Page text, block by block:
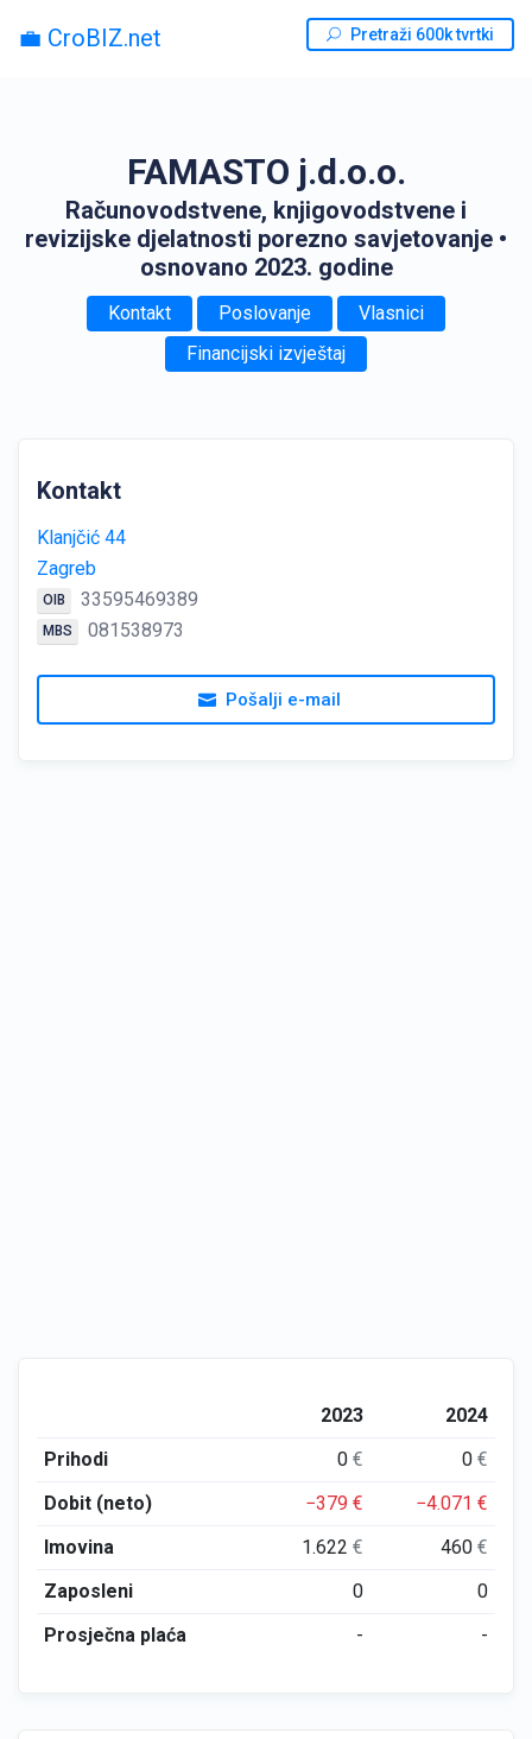
💼 CroBIZ.net Pretraži 600k tvrtki
FAMASTO j.d.o.o.
Računovodstvene, knjigovodstvene i
revizijske djelatnosti porezno savjetovanje •
osnovano 2023. godine
Kontakt Poslovanje
Vlasnici
Financijski izvještaj
Kontakt
Klanjčić 44
Zagreb
OIB 33595469389
MBS 081538973
Pošalji e-mail
2023
2024
Prihodi
0€ 0€
Dobit (neto)
−379€ −4.071€
Imovina
1.622€ 460€
Zaposleni
0
0
Prosječna plaća
- -